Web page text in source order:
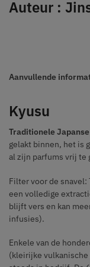
Auteur :
Aanvullende
Kyusu
Traditionele
gelakt binnen, het is
al zijn parfums vrij te
Filter voor de
een volledige
blijft vers en kan
infusies).
Enkele van de
(kleirijke